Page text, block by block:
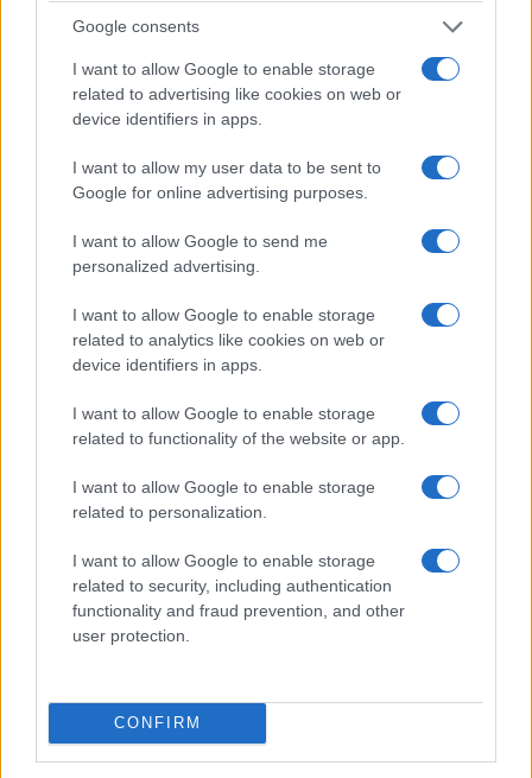
Google consents
I want to allow Google to enable storage
related to advertising like cookies on web or
device identifiers in apps.
I want to allow my user data to be sent to
Google for online advertising purposes.
I want to allow Google to send me
personalized advertising.
I want to allow Google to enable storage
related to analytics like cookies on web or
device identifiers in apps.
I want to allow Google to enable storage
related to functionality of the website or app.
I want to allow Google to enable storage
related to personalization.
I want to allow Google to enable storage
related to security, including authentication
functionality and fraud prevention, and other
user protection.
CONFIRM
ΕΛΛΑΔΑ
Καστοριά: Έκτακτα μέτρα μετά τον εντοπισμό
ευλογιάς των προβάτων στον Γέρμα
Προφυλακιστέος ο 26χρονος Αφγανός που
Βρετανίδας στην Κυψέλη
6/08/2026 - 3:08μμ